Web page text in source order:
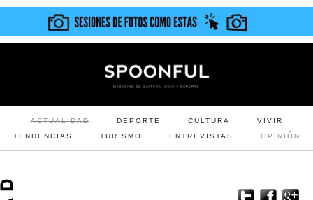
ACTUALIDAD DEPORTE CULTURA
VIVIR
TENDENCIAS
TURISMO ENTREVISTAS OPINIÓN